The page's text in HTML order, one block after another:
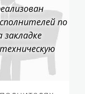
по
закладке